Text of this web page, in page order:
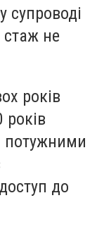
супроводі
стаж не
років
років
потужними
до